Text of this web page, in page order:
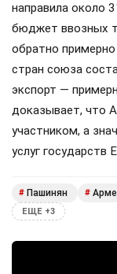
направила около
бюджет ввозных
обратно
стран союза
экспорт —
доказывает, что
участником, а
услуг государств
# Пашинян #
ЕЩЕ +3